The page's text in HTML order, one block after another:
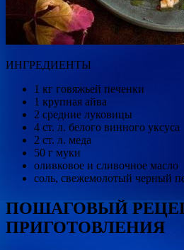
ИНГРЕДИЕНТЫ
1 кг говяжьей печенки
1 крупная айва
2 средние луковицы
4 ст. л. белого винного уксуса
2 ст. л. меда
50 г муки
оливковое и сливочное масло
соль, свежемолотый черный
ПОШАГОВЫЙ
ПРИГОТОВЛЕНИЯ